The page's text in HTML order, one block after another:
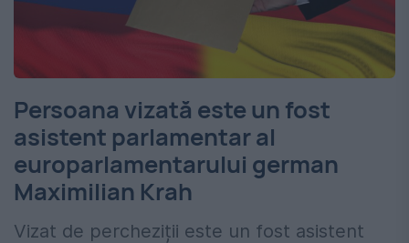
Persoana vizată este un fost
asistent parlamentar al
europarlamentarului german
Maximilian Krah
Vizat de percheziții este un fost asistent